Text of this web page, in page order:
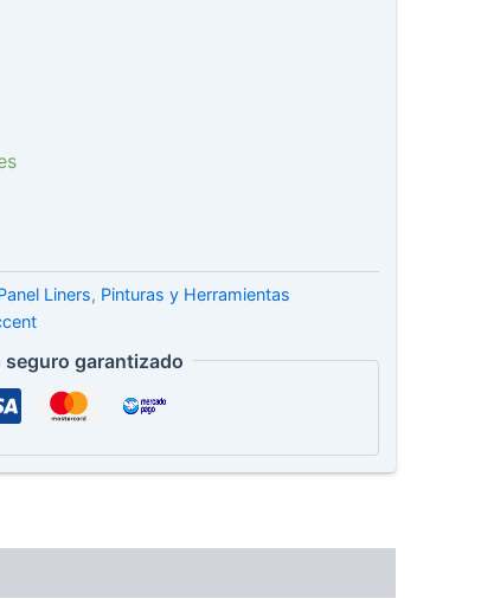
Liners, Pinturas y Herramientas
seguro garantizado